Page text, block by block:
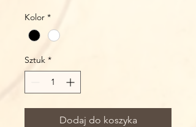
Kolor *
Sztuk *
Dodaj do koszyka